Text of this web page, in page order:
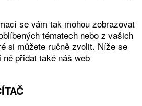
se vám tak mohou zobrazovat
tématech nebo z vašich
si můžete ručně zvolit. Níže se
přidat také náš web